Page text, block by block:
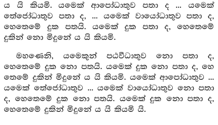
ය යි කියමි. යමෙක් ආපෝධාතුව පතා ද ... යමෙක්
තේජෝධාතුව පතා ද, ... යමෙක් වායෝධාතුව පතා ද,
හෙතෙමේ දුක පතයි. යමෙක් දුක පතා ද, හෙතෙමේ
දුකින් නො මිදුනේ ය යි කියමි.
මහණෙනි, යමෙකුන් පඨවීධාතුව නො පතා ද,
හෙතෙමේ දුක නො පතයි. යමෙක් දුක නො පතා ද, හෙ
තෙමේ දුකින් මිදුනේ ය යි කියමි. යමෙක් ආපෝධාතුව ...
යමෙක් තේජෝධාතුව ... යමෙක් වායෝධාතුව නො පතා
ද, හෙතෙමේ දුක නො පතයි. යමෙක් දුක නො පතා ද,
හෙතෙමේ දුකින් මිදුනේ ය යි කියමි යි.